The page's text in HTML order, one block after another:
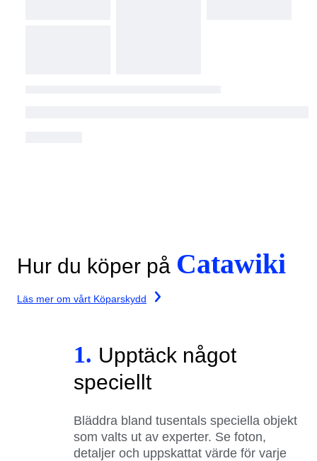
Hur du köper på Catawiki
Läs mer om vårt Köparskydd
1. Upptäck något
speciellt
Bläddra bland tusentals speciella objekt
som valts ut av experter. Se foton,
detaljer och uppskattat värde för varje